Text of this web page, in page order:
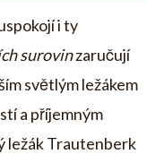
i ty
surovinzaručují
světlým ležákem
a příjemným
ležák Trautenberk